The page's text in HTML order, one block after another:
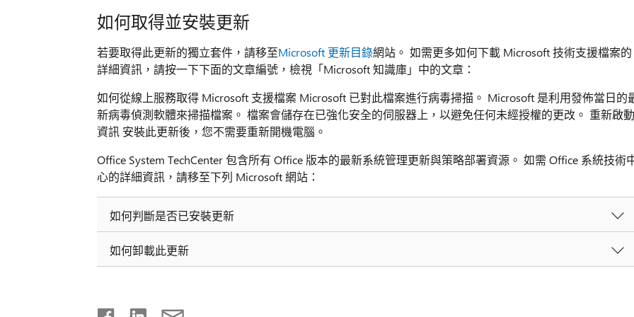
如何取得並安裝更新
若要取得此更新的獨立套件，請移至Microsoft 更新目錄網站。 如需更多如何下載 Microsoft 技術支援檔案的
詳細資訊，請按一下下面的文章編號，檢視「Microsoft 知識庫」中的文章：
如何從線上服務取得 Microsoft 支援檔案 Microsoft 已對此檔案進行病毒掃描。 Microsoft 是利用發佈當日的
新病毒偵測軟體來掃描檔案。 檔案會儲存在已強化安全的伺服器上，以避免任何未經授權的更改。 重新啟動
資訊 安裝此更新後，您不需要重新開機電腦。
Office System TechCenter 包含所有 Office 版本的最新系統管理更新與策略部署資源。 如需 Office 系統技術
心的詳細資訊，請移至下列 Microsoft 網站：
如何判斷是否已安裝更新
如何卸載此更新